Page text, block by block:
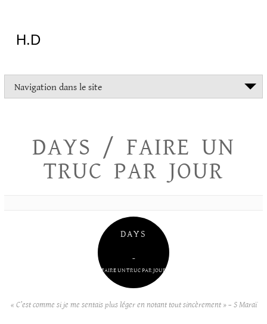
H.D
Navigation dans le site
DAYS / FAIRE UN
TRUC PAR JOUR
DAYS
–
FAIRE UN TRUC PAR JOUR
« C’est comme si je me sentais plus léger en notant tout sincèrement » – S Maraï